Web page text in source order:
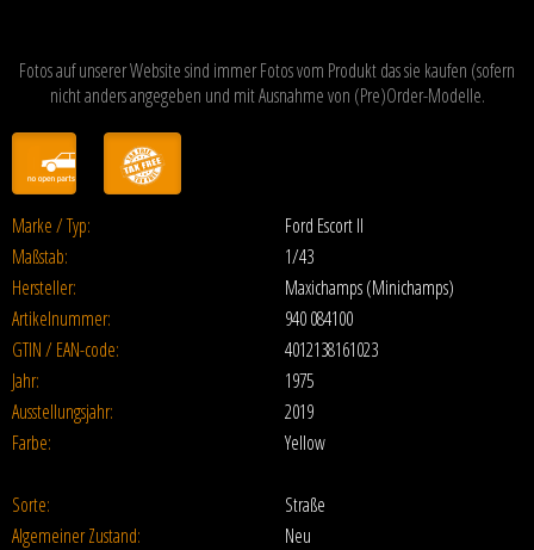
Fotos auf unserer Website sind immer Fotos vom Produkt das sie kaufen (sofern
nicht anders angegeben und mit Ausnahme von (Pre)Order-Modelle.
Marke / Typ:
Ford Escort II
Maßstab:
1/43
Hersteller:
Maxichamps (Minichamps)
Artikelnummer:
940 084100
GTIN / EAN-code:
4012138161023
Jahr:
1975
Ausstellungsjahr:
2019
Farbe:
Yellow
Sorte:
Straße
Algemeiner Zustand:
Neu